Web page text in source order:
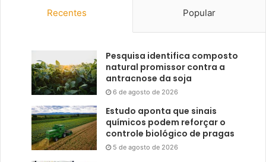
Recentes Popular
Pesquisa identifica composto
natural promissor contra a
antracnose da soja
6 de agosto de 2026
Estudo aponta que sinais
químicos podem reforçar o
controle biológico de pragas
5 de agosto de 2026